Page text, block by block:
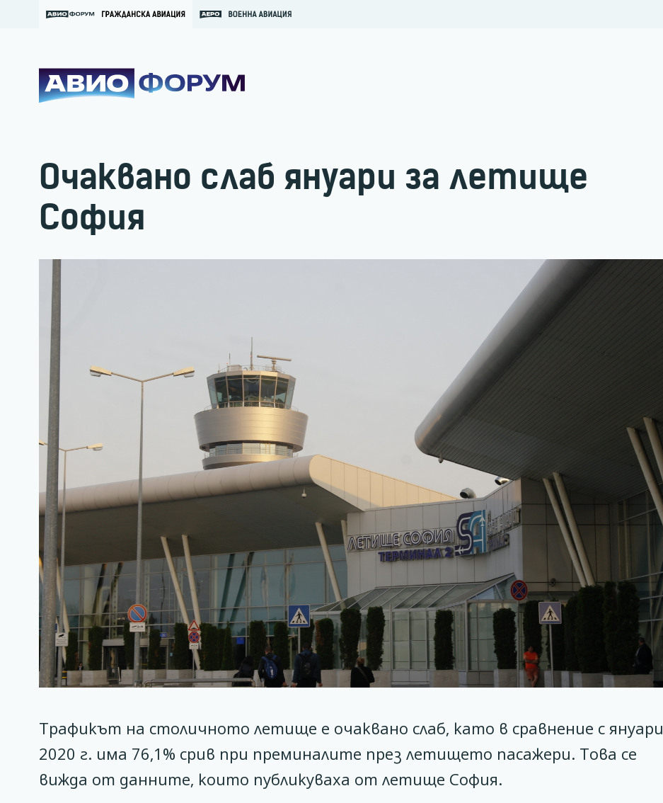
Очаквано слаб януари за летище
София
Трафикът на столичното летище е очаквано слаб, като в сравнение с януари
2020 г. има 76,1% срив при преминалите през летището пасажери. Това се
вижда от данните, които публикуваха от летище София.